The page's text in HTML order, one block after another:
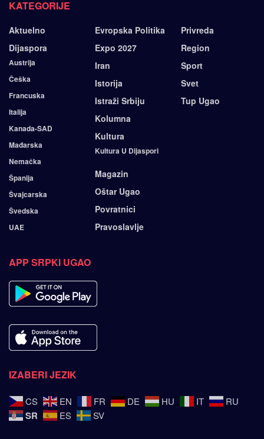
KATEGORIJE
Aktuelno
Dijaspora
Austrija
Češka
Francuska
Italija
Kanada-SAD
Mađarska
Nemačka
Španija
Švajcarska
Švedska
UAE
Evropska Politika
Expo 2027
Iran
Istorija
Istraži Srbiju
Kolumna
Kultura
Kultura U Dijaspori
Magazin
Oštar Ugao
Povratnici
Pravoslavlje
Privreda
Region
Sport
Svet
Tup Ugao
APP SRPKI UGAO
IZABERI JEZIK
CS EN FR DE HU IT RU
SR ES SV